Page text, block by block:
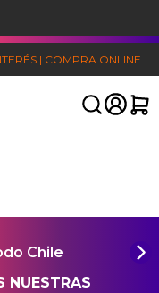
| COMPRA ONLINE
Chile
NUESTRAS